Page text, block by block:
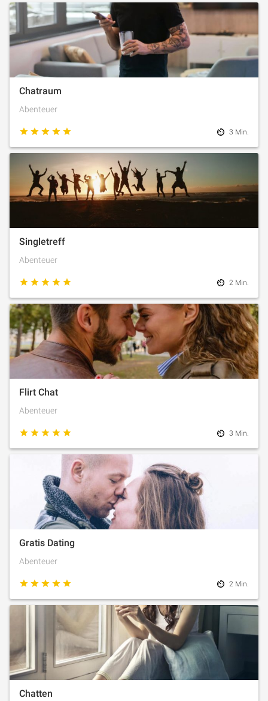
Chatraum
Abenteuer
3 Min.
Singletreff
Abenteuer
2 Min.
Flirt Chat
Abenteuer
3 Min.
Gratis Dating
Abenteuer
2 Min.
Chatten